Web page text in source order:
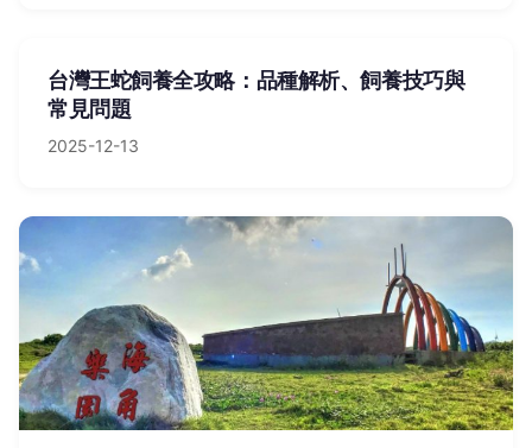
台灣王蛇飼養全攻略：品種解析、飼養技巧與
常見問題
2025-12-13